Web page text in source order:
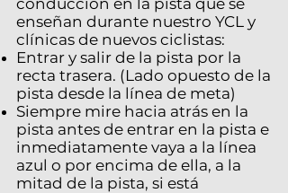
conducción en la pista que se
enseñan durante nuestro YCL y
clínicas de nuevos ciclistas:
Entrar y salir de la pista por la
recta trasera. (Lado opuesto de la
pista desde la línea de meta)
Siempre mire hacia atrás en la
pista antes de entrar en la pista e
inmediatamente vaya a la línea
azul o por encima de ella, a la
mitad de la pista, si está